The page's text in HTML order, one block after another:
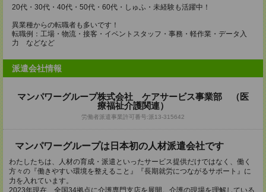
20代・30代・40代・50代・60代・しゅふ・未経験も活躍中！
異業種からの転職者も多いです！
転職例：工場・物流・接客・イベントスタッフ・事務・軽作業・データ入
力 などなど
派遣会社情報
マンパワーグループ株式会社 ケアサービス事業部 （医
療福祉介護関連）
労働者派遣事業許可番号:派13-315642
マンパワーグループは日本初の人材派遣会社です
わたしたちは、人材の育成・派遣といったサービス提供だけではなく、働く
方々の『働きやすい環境を整えること』『長期就労につながるサポート』に
力を入れています。
2023年現在、全国34拠点に介護専門支店を展開。介護の現場を理解している